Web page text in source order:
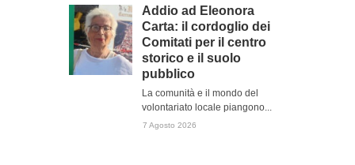
Addio ad Eleonora
Carta: il cordoglio dei
Comitati per il centro
storico e il suolo
pubblico
La comunità e il mondo del
volontariato locale piangono...
7 Agosto 2026